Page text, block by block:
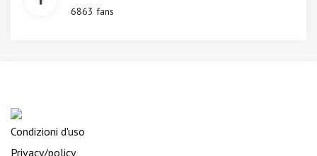
6863 fans
Condizioni d'uso
Privacy/policy